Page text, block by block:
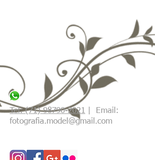
Tel: (71) 98790-2021 | Email:
fotografia.model@gmail.com